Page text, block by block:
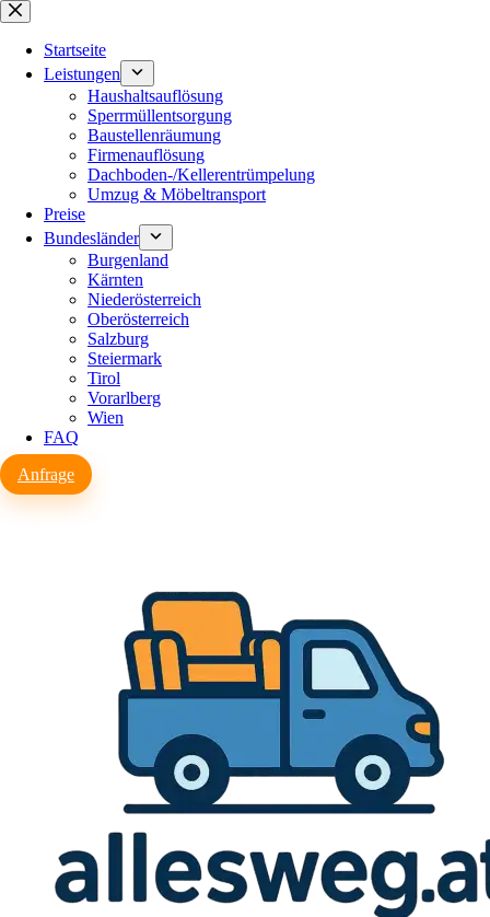
Zum
Inhalt
springenStartseite
Leistungen
Haushaltsauflösung
Sperrmüllentsorgung
Baustellenräumung
Firmenauflösung
Dachboden-/Kellerentrümpelung
Umzug & Möbeltransport
Preise
Bundesländer
Burgenland
Kärnten
Niederösterreich
Oberösterreich
Salzburg
Steiermark
Tirol
Vorarlberg
Wien
FAQ
Anfrage